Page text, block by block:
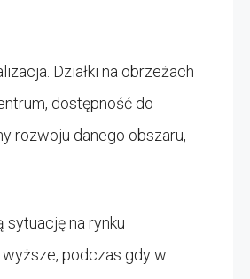
Działki na obrzeżach
dostępność do
rozwoju danego obszaru,
na rynku
podczas gdy w